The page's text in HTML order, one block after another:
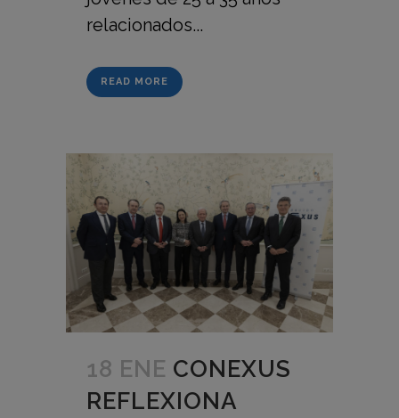
relacionados...
READ MORE
18 ENE CONEXUS
REFLEXIONA